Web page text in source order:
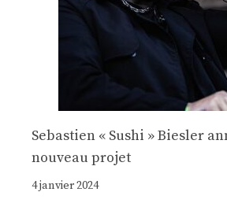
Sebastien « Sushi » Biesler
nouveau projet
4 janvier 2024